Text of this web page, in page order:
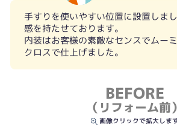
手すりを使いやすい位置に設置しま
感を持たせております。
内装はお客様の素敵なセンスでムー
クロスで仕上げました。
BEFORE
（リフォーム前）
画像クリックで拡大しま